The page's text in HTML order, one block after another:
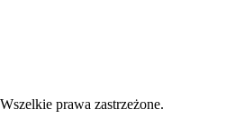
prawa zastrzeżone.